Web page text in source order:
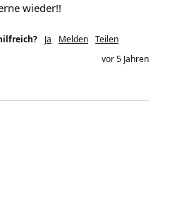
wieder!!
Ja Melden Teilen
vor 5 Jahren